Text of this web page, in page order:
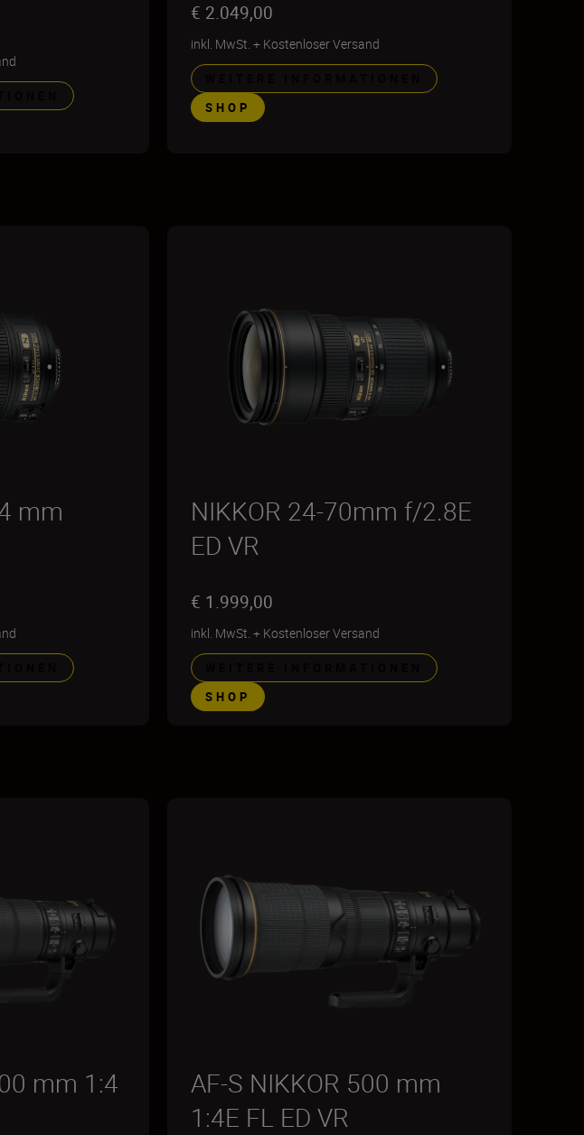
€ 2.049,00
inkl. MwSt. + Kostenloser Versand
SHOP
mm
NIKKOR 24-70mm f/2.8E
ED VR
€ 1.999,00
inkl. MwSt. + Kostenloser Versand
SHOP
mm 1:4
AF-S NIKKOR 500 mm
1:4E FL ED VR